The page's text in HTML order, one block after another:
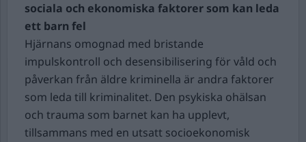
sociala och ekonomiska faktorer som kan leda
ett barn fel
Hjärnans omognad med bristande
impulskontroll och desensibilisering för våld och
påverkan från äldre kriminella är andra faktorer
som leda till kriminalitet. Den psykiska ohälsan
och trauma som barnet kan ha upplevt,
tillsammans med en utsatt socioekonomisk